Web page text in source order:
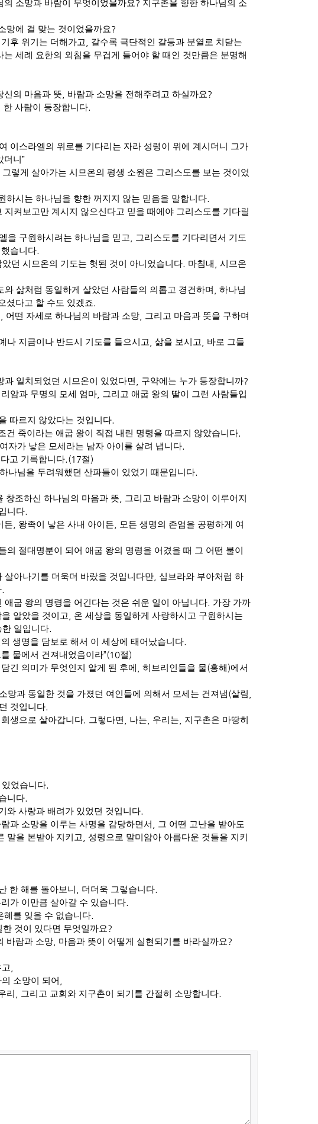
의 소망과 바람이 무엇이었을까요? 지구촌을 향한 하나님의 소
망에 걸 맞는 것이었을까요?
후 위기는 더해가고
갈수록 극단적인 갈등과 분열로 치닫는
는 세례 요한의 외침을 무겁게 들어야 할 때인 것만큼은 분명해
신의 마음과 뜻 바람과 소망을 전해주려고 하실까요?
한 사람이 등장합니다.
이스라엘의 위로를 기다리는 자라 성령이 위에 계시더니 그가
더니”
그렇게 살아가는 시므온의 평생 소원은 그리스도를 보는 것이었
하시는 하나님을 향한 꺼지지 않는 믿음을 말합니다.
켜보고만 계시지 않으신다고 믿을 때에야 그리스도를 기다릴
을 구원하시려는 하나님을 믿고
그리스도를 기다리면서 기도
습니다.
던 시므온의 기도는 헛된 것이 아니었습니다. 마침내
시므온
와 삶처럼 동일하게 살았던 사람들의 의롭고 경건하며
하나님
셨다고 할 수도 있겠죠.
어떤 자세로 하나님의 바람과 소망
그리고 마음과 뜻을 구하며
나 지금이나 반드시 기도를 들으시고 삶을 보시고
바로 그들
과 일치되었던 시므온이 있었다면 구약에는 누가 등장합니까?
암과 무명의 모세 엄마
그리고 애굽 왕의 딸이 그런 사람들입
따르지 않았다는 것입니다.
죽이라는 애굽 왕이 직접 내린 명령을 따르지 않았습니다.
자가 낳은 모세라는 남자 아이를 살려 냅니다.
고 기록합니다.(17절)
나님을 두려워했던 산파들이 있었기 때문입니다.
창조하신 하나님의 마음과 뜻
그리고 바람과 소망이 이루어지
니다.
든 왕족이 낳은 사내 아이든
모든 생명의 존엄을 공평하게 여
절대명분이 되어 애굽 왕의 명령을 어겼을 때 그 어떤 불이
살아나기를 더욱더 바랐을 것입니다만 십브라와 부아처럼 하
.
굽 왕의 명령을 어긴다는 것은 쉬운 일이 아닙니다. 가장 가까
알았을 것이고
온 세상을 동일하게 사랑하시고 구원하시는
일입니다.
생명을 담보로 해서 이 세상에 태어났습니다.
물에서 건져내었음이라”(10절)
긴 의미가 무엇인지 알게 된 후에 히브리인들을 물(홍해)에서
망과 동일한 것을 가졌던 여인들에 의해서 모세는 건져냄(살림
것입니다.
생으로 살아갑니다. 그렇다면 나는 우리는
지구촌은 마땅히
었습니다.
니다.
와 사랑과 배려가 있었던 것입니다.
람과 소망을 이루는 사명을 감당하면서
그 어떤 고난을 받아도
말을 본받아 지키고
성령으로 말미암아 아름다운 것들을 지키
한 해를 돌아보니 더더욱 그렇습니다.
가 이만큼 살아갈 수 있습니다.
혜를 잊을 수 없습니다.
것이 있다면 무엇일까요?
바람과 소망 마음과 뜻이 어떻게 실현되기를 바라실까요?
소망이 되어
리 그리고 교회와 지구촌이 되기를 간절히 소망합니다.